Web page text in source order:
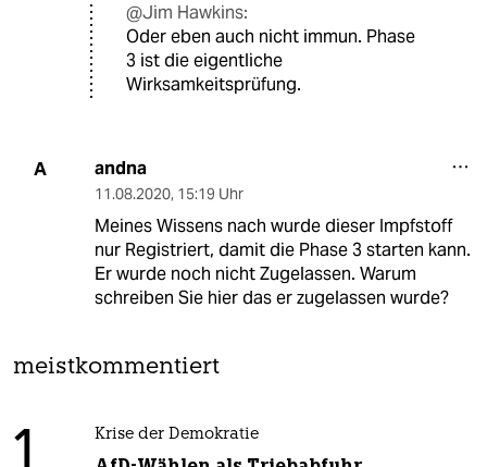
@Jim Hawkins:
Oder eben auch nicht immun. Phase
3 ist die eigentliche
Wirksamkeitsprüfung.
A andna
11.08.2020, 15:19 Uhr
Meines Wissens nach wurde dieser Impfstoff
nur Registriert, damit die Phase 3 starten kann.
Er wurde noch nicht Zugelassen. Warum
schreiben Sie hier das er zugelassen wurde?
meistkommentiert
Krise der Demokratie